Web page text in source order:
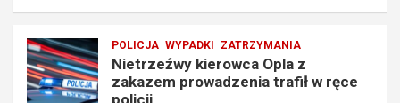
POLICJA WYPADKI ZATRZYMANIA
Nietrzeźwy kierowca Opla z
zakazem prowadzenia trafił w ręce
policji
r
ę
d
k
o
f
w